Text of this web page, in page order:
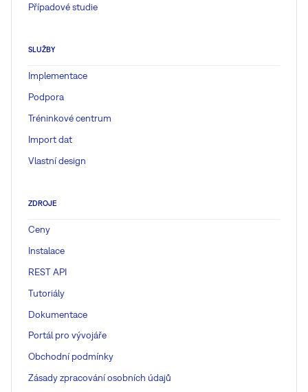
Případové studie
SLUŽBY
Implementace
Podpora
Tréninkové centrum
Import dat
Vlastní design
ZDROJE
Ceny
Instalace
REST API
Tutoriály
Dokumentace
Portál pro vývojáře
Obchodní podmínky
Zásady zpracování osobních údajů